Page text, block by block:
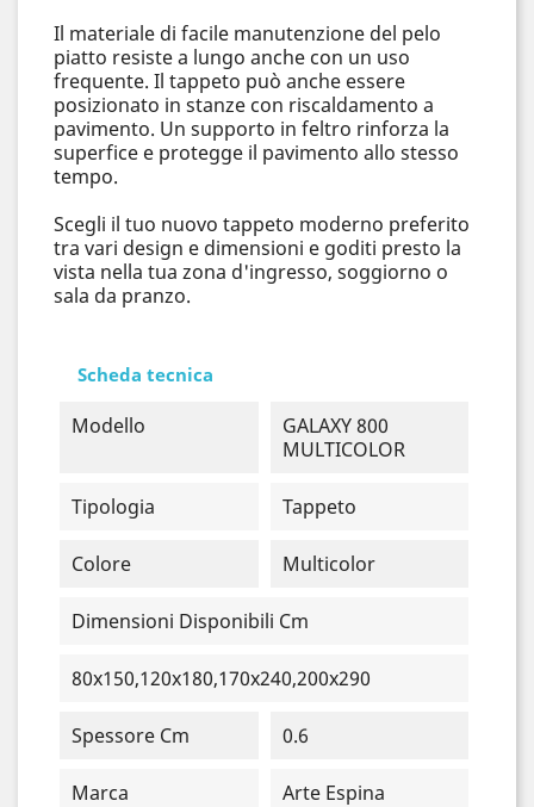
Il materiale di facile manutenzione del pelo
piatto resiste a lungo anche con un uso
frequente. Il tappeto può anche essere
posizionato in stanze con riscaldamento a
pavimento. Un supporto in feltro rinforza la
superfice e protegge il pavimento allo stesso
tempo.
Scegli il tuo nuovo tappeto moderno preferito
tra vari design e dimensioni e goditi presto la
vista nella tua zona d'ingresso, soggiorno o
sala da pranzo.
Scheda tecnica
Modello
GALAXY 800
MULTICOLOR
Tipologia Tappeto
Colore Multicolor
Dimensioni Disponibili Cm
80x150,120x180,170x240,200x290
Spessore Cm 0.6
Marca Arte Espina